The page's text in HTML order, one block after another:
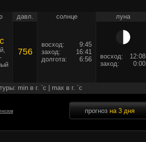
давл. солнце луна
756
восход:
9:45
заход:
16:41
долгота:
6:56 восход:
12:08
заход:
0:00
min в г. `c | max в г. `c
прогноз на 3 дня